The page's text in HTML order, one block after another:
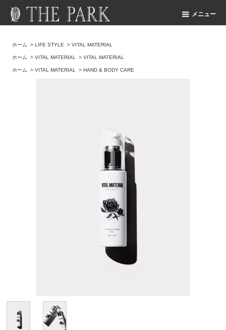
メニュー
ホーム >LIFE STYLE >VITAL MATERIAL
ホーム >VITAL MATERIAL >VITAL MATERIAL
ホーム >VITAL MATERIAL >HAND & BODY CARE